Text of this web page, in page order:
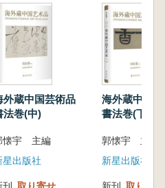
作品。
以充分领略中国书法在
术表现形式、深厚的文化
。
大学美術館、メトロ
各地の著名な美術館に所
作品を対象とする全3巻
外蔵中国芸術品
法巻(中)
懐宇 主編
星出版社
海外蔵中国
書法巻(下)
郭懐宇 主編
新星出版社